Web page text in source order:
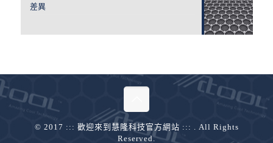
差異
© 2017 ::: 歡迎來到慧隆科技官方網站 ::: . All Rights
Reserved.